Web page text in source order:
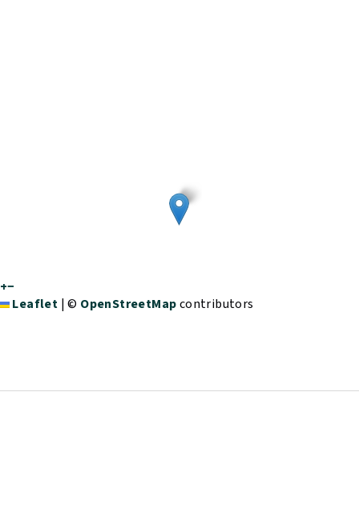
+−
Leaflet |© OpenStreetMapcontributors